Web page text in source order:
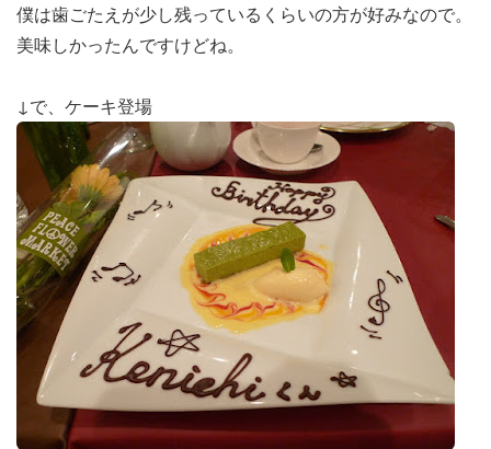
僕は歯ごたえが少し残っているくらいの方が好みなので。
美味しかったんですけどね。
↓で、ケーキ登場